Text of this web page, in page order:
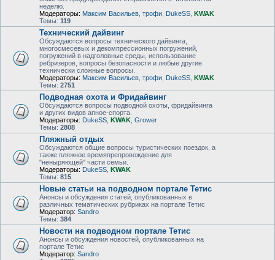
неделю.
Модераторы: Максим Васильев трофи DukeSS KWAK
Темы: 119
Технический дайвинг
Обсуждаются вопросы технического дайвинга,
многосмесевых и декомпрессионных погружений,
погружений в надголовные среды, использование
ребризеров, вопросы безопасности и любые другие
технически сложные вопросы.
Модераторы: Максим Васильев трофи DukeSS KWAK
Темы: 2751
Подводная охота и Фридайвинг
Обсуждаются вопросы подводной охоты, фридайвинга
и других видов апное-спорта.
Модераторы: DukeSS KWAK Grower
Темы: 2808
Пляжный отдых
Обсуждаются общие вопросы туристических поездок, а
также пляжное времяпрепровождение для
"неныряющей" части семьи.
Модераторы: DukeSS KWAK
Темы: 815
Новые статьи на подводном портале Тетис
Анонсы и обсуждения статей, опубликованных в
различных тематических рубриках на портале Тетис
Модератор: Sandro
Темы: 384
Новости на подводном портале Тетис
Анонсы и обсуждения новостей, опубликованных на
портале Тетис
Модератор: Sandro